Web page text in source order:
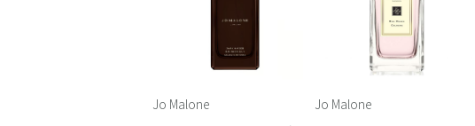
Jo Malone Jo Malone